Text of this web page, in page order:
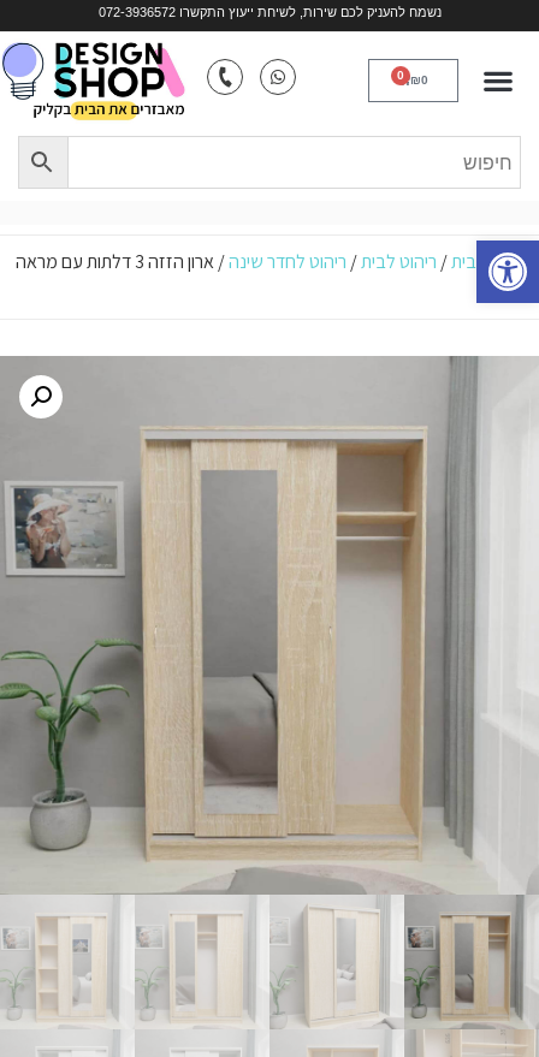
נשמח להעניק לכם שירות, לשיחת ייעוץ התקשרו 072-3936572
₪0
0
עמוד הבית/ ריהוט לבית/ ריהוט לחדר שינה
/ ארון הזזה 3 דלתות עם מראה
– יוחאי
פתח סרגל נגישות